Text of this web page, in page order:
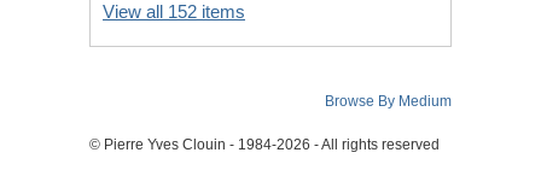
View all 152 items
Browse By Medium
© Pierre Yves Clouin - 1984-2026 - All rights reserved